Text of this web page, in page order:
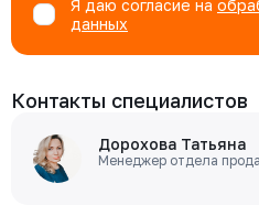
Я даю согласие на
данных
Контакты специалистов
Дорохова Татьяна
Менеджер отдела